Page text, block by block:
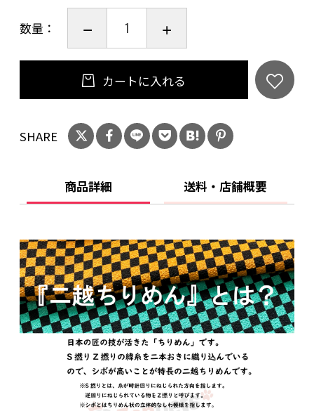
機能面では吸水性と速乾性に優れており、摩擦
にも強く、引裂・滑脱のデータも非常にいいた
め耐久性にも非常に優れている生地です。
お手入れしやすく、毛玉が発生しにくく、しわ
になりにくい点も特徴です。
商標です。
散歩の支度もスムーズに。
軽量設計なので、長時間の使用でも愛犬の首に
負担をかけません。
バックルも品質に拘り、しっかりと安全な商品
をお届けします。
シングルリングデザインはしつけ用リードとの
連携も考慮されており、散歩やトレーニングがよ
り効果的に行えます。
数量：
カートに入れる
SHARE
商品詳細 送料・店舗概要